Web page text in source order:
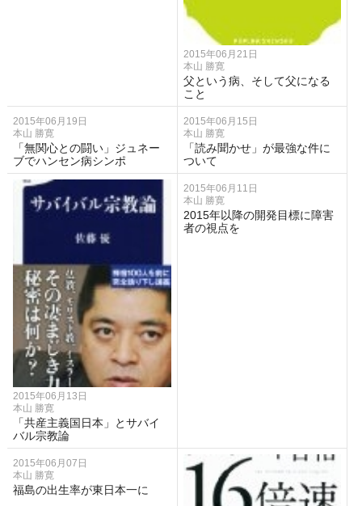
2015年06月21日
本山 勝寛
父という病、そして父になる
こと
2015年06月19日
本山 勝寛
「無関心との闘い」ジュネー
ブでハンセン病シンポ
2015年06月15日
本山 勝寛
「読み聞かせ」が最強な件に
ついて
2015年06月13日
本山 勝寛
「共産主義国日本」とサバイ
バル宗教論
2015年06月11日
本山 勝寛
2015年以降の開発目標に障害
者の視点を
2015年06月07日
本山 勝寛
福島の出生率が東日本一に